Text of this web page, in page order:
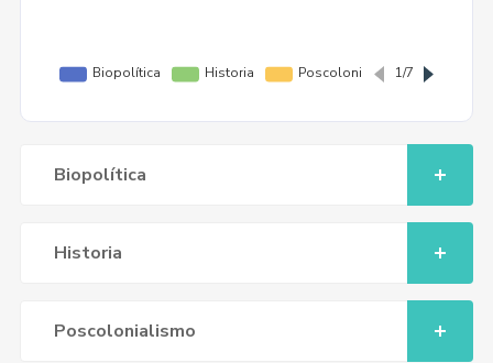
Biopolítica
Historia
Poscolonialismo